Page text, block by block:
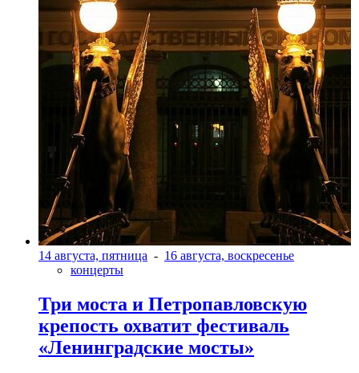
14 августа, пятница - 16 августа, воскресенье
концерты
Три моста и Петропавловскую
крепость охватит фестиваль
«Ленинградские мосты»